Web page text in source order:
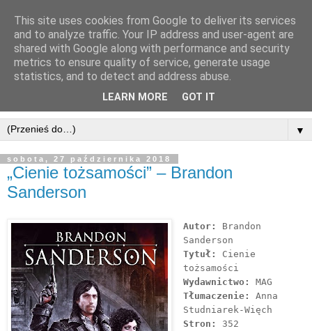
▼
sobota, 27 października 2018
„Cienie tożsamości” – Brandon
Sanderson
Autor:
Brandon
Sanderson
Tytuł:
Cienie
tożsamości
Wydawnictwo:
MAG
Tłumaczenie:
Anna
Studniarek-Więch
Stron:
352
This site uses cookies from Google to deliver its services
and to analyze traffic. Your IP address and user-agent are
shared with Google along with performance and security
metrics to ensure quality of service, generate usage
statistics, and to detect and address abuse.
LEARN MORE GOT IT